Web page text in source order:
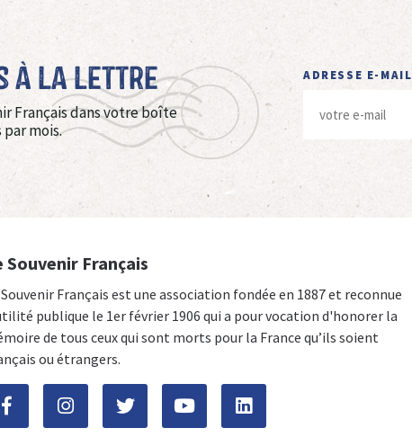
à La Lettre
Français dans votre boîte
mois.
ADRESSE E-MAIL
Souvenir Français
Souvenir Français est une association fondée en 1887 et reconnue
publique le 1er février 1906 qui a pour vocation d'honorer la
de tous ceux qui sont morts pour la France qu’ils soient
ou étrangers.